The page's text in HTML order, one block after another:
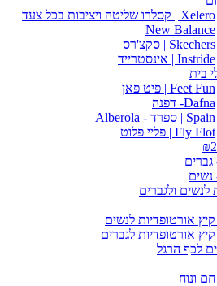
Xelero | קסלרו שליטה ויציבות בכל צעד
New Balance
Skechers | סקצ'רס
Instride | אינסטרייד
בית
Feet Fun | פיט פאן
Dafna- דפנה
Spain | ספרד - Alberola
Fly Flot | פליי פלוט
נשים
לנשים ולגברים
אורטופדיות לנשים
אורטופדיות לגברים
לכף הרגל
ונוח